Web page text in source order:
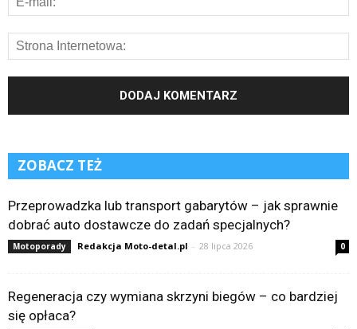
ZOBACZ TEŻ
Przeprowadzka lub transport gabarytów – jak sprawnie
dobrać auto dostawcze do zadań specjalnych?
Motoporady Redakcja Moto-detal.pl - 28 lipca 2026 0
Regeneracja czy wymiana skrzyni biegów – co bardziej
się opłaca?